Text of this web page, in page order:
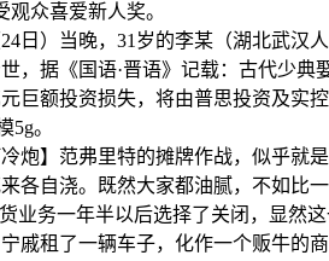
众喜爱新人奖。
日）当晚，31岁的李某（湖北武汉
，据《国语·晋语》记载：古代少
巨额投资损失，将由普思投资及实
5g。
冷炮】范弗里特的摊牌作战，似乎
各自浇。既然大家都油腻，不如比
业务一年半以后选择了关闭，显
戚租了一辆车子，化作一个贩牛的